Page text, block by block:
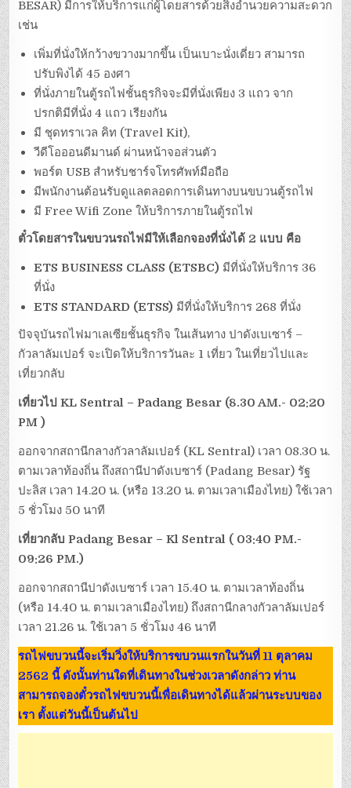
BESAR) มีการให้บริการแก่ผู้โดยสารด้วยสิ่งอำนวยความสะดวก
เช่น
เพิ่มที่นั่งให้กว้างขวางมากขึ้น เป็นเบาะนั่งเดี่ยว สามารถ
ปรับพิงได้ 45 องศา
ที่นั่งภายในตู้รถไฟชั้นธุรกิจจะมีที่นั่งเพียง 3 แถว จาก
ปรกติมีที่นั่ง 4 แถว เรียงกัน
มี ชุดทราเวล คิท (Travel Kit),
วีดีโอออนดีมานด์ ผ่านหน้าจอส่วนตัว
พอร์ต USB สำหรับชาร์จโทรศัพท์มือถือ
มีพนักงานต้อนรับดูแลตลอดการเดินทางบนขบวนตู้รถไฟ
มี Free Wifi Zone ให้บริการภายในตู้รถไฟ
ตั๋วโดยสารในขบวนรถไฟมีให้เลือกจองที่นั่งได้ 2 แบบ คือ
ETS BUSINESS CLASS (ETSBC) มีที่นั่งให้บริการ 36
ที่นั่ง
ETS STANDARD (ETSS) มีที่นั่งให้บริการ 268 ที่นั่ง
ปัจจุบันรถไฟมาเลเซียชั้นธุรกิจ ในเส้นทาง ปาดังเบเซาร์ –
กัวลาลัมเปอร์ จะเปิดให้บริการวันละ 1 เที่ยว ในเที่ยวไปและ
เที่ยวกลับ
เที่ยวไป KL Sentral – Padang Besar (8.30 AM.- 02:20
PM )
ออกจากสถานีกลางกัวลาลัมเปอร์ (KL Sentral) เวลา 08.30 น.
ตามเวลาท้องถิ่น ถึงสถานีปาดังเบซาร์ (Padang Besar) รัฐ
ปะลิส เวลา 14.20 น. (หรือ 13.20 น. ตามเวลาเมืองไทย) ใช้เวลา
5 ชั่วโมง 50 นาที
เที่ยวกลับ Padang Besar – Kl Sentral ( 03:40 PM.-
09:26 PM.)
ออกจากสถานีปาดังเบซาร์ เวลา 15.40 น. ตามเวลาท้องถิ่น
(หรือ 14.40 น. ตามเวลาเมืองไทย) ถึงสถานีกลางกัวลาลัมเปอร์
เวลา 21.26 น. ใช้เวลา 5 ชั่วโมง 46 นาที
รถไฟขบวนนี้จะเริ่มวิ่งให้บริการขบวนแรกในวันที่ 11 ตุลาคม
2562 นี้ ดังนั้นท่านใดที่เดินทางในช่วงเวลาดังกล่าว ท่าน
สามารถจองตั๋วรถไฟขบวนนี้เพื่อเดินทางได้แล้วผ่านระบบของ
เรา ตั้งแต่วันนี้เป็นต้นไป